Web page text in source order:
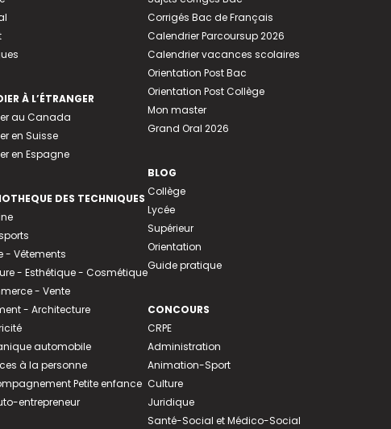
À L’ÉTRANGER
au Canada
en Suisse
en Espagne
DES TECHNIQUES
- Vêtements
- Esthétique - Cosmétique
- Vente
- Architecture
automobile
à la personne
Petite enfance
entrepreneur
Corrigés Bac de Français
Calendrier Parcoursup 2026
Calendrier vacances scolaires
Orientation Post Bac
Orientation Post Collège
Mon master
Grand Oral 2026
BLOG
Collège
Lycée
Supérieur
Orientation
Guide pratique
CONCOURS
CRPE
Administration
Animation-Sport
Culture
Juridique
Santé-Social et Médico-Social